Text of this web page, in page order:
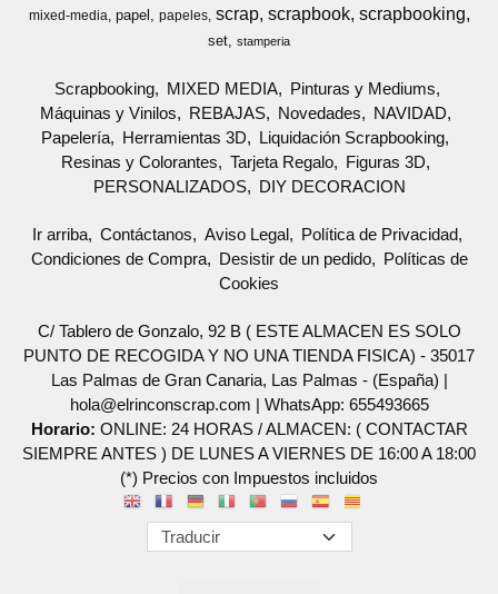
mixed-media papel papeles scrap scrapbook scrapbooking
set stamperia
Scrapbooking MIXED MEDIA
Pinturas y Mediums
Máquinas y Vinilos
REBAJAS Novedades
NAVIDAD
Papelería
Herramientas 3D
Liquidación Scrapbooking
Resinas y Colorantes
Tarjeta Regalo
Figuras 3D
PERSONALIZADOS
DIY DECORACION
Ir arriba Contáctanos Aviso Legal
Política de Privacidad
Condiciones de Compra
Desistir de un pedido
Políticas de
Cookies
C/ Tablero de Gonzalo, 92 B ( ESTE ALMACEN ES SOLO
PUNTO DE RECOGIDA Y NO UNA TIENDA FISICA) - 35017
Las Palmas de Gran Canaria, Las Palmas - (España) |
hola@elrinconscrap.com | WhatsApp: 655493665
Horario: ONLINE: 24 HORAS / ALMACEN: ( CONTACTAR
SIEMPRE ANTES ) DE LUNES A VIERNES DE 16:00 A 18:00
(*) Precios con Impuestos incluidos